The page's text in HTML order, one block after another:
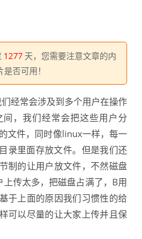
1277 天，您需要注意文章的内
否可用！
经常会涉及到多个用户在操作
，我们经常会把这些用户分
文件，同时像linux一样，每一
录里面存放文件。但是我们还
制的让用户放文件，不然磁盘
传太多，把磁盘占满了，B用
于上面的原因我们习惯性的给
可以尽量的让大家上传并且保